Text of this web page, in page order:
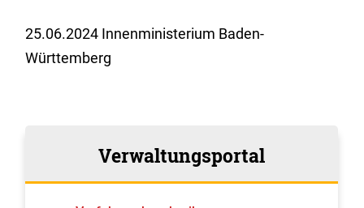
25.06.2024 Innenministerium Baden-
Württemberg
Verwaltungsportal